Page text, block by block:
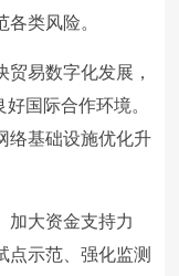
类风险。
易数字化发展，
国际合作环境。
络基础设施优化升
加大资金支持力
点示范、强化监测